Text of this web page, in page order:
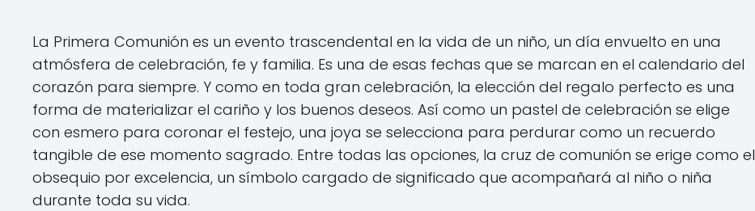
La Primera Comunión es un evento trascendental en la vida de un niño, un día envuelto en una
atmósfera de celebración, fe y familia. Es una de esas fechas que se marcan en el calendario del
corazón para siempre. Y como en toda gran celebración, la elección del regalo perfecto es una
forma de materializar el cariño y los buenos deseos. Así como un pastel de celebración se elige
con esmero para coronar el festejo, una joya se selecciona para perdurar como un recuerdo
tangible de ese momento sagrado. Entre todas las opciones, la cruz de comunión se erige como el
obsequio por excelencia, un símbolo cargado de significado que acompañará al niño o niña
durante toda su vida.